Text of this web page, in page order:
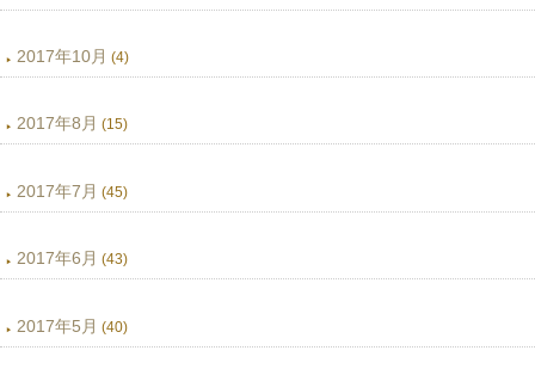
2017年10月 (4)
2017年8月 (15)
2017年7月 (45)
2017年6月 (43)
2017年5月 (40)